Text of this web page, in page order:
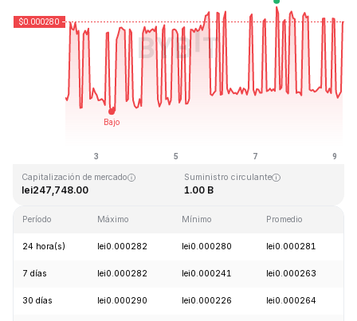
Última actualización: 2026-08-09, 04:31 GMT+0
Capitalización de mercado
lei247,748.00
Suministro circulante
1.00 B
Período Máximo Mínimo Promedio
24 hora(s) lei0.000282 lei0.000280 lei0.000281
7 días lei0.000282 lei0.000241 lei0.000263
30 días lei0.000290 lei0.000226 lei0.000264